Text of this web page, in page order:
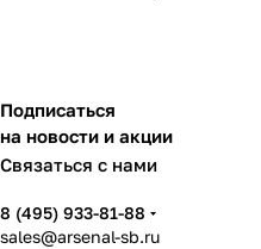
Подписаться
на новости и акции
Связаться с нами
8 (495) 933-81-88
sales@arsenal-sb.ru